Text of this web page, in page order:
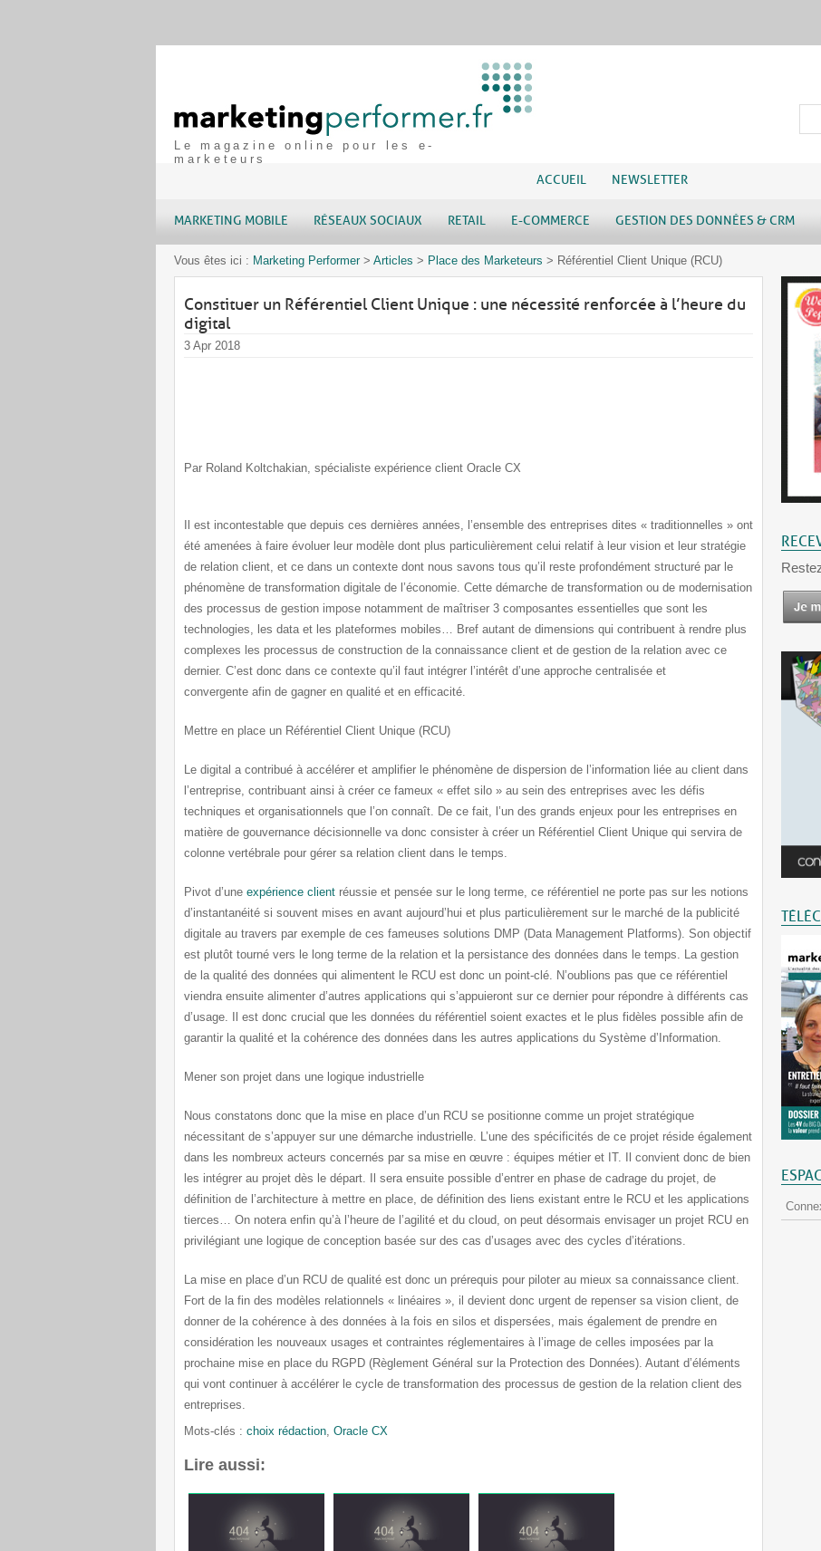
Le magazine online pour les e-
marketeurs
ACCUEIL NEWSLETTER
MARKETING MOBILE RÉSEAUX SOCIAUX RETAIL E-COMMERCE GESTION DES DONNÉES & CRM
Vous êtes ici : Marketing Performer> Articles > Place des Marketeurs > Référentiel Client Unique (RCU)
Constituer un Référentiel Client Unique : une nécessité renforcée à l’heure du
digital
3 Apr 2018
Par Roland Koltchakian, spécialiste expérience client Oracle CX
Il est incontestable que depuis ces dernières années, l’ensemble des entreprises dites « traditionnelles » ont
été amenées à faire évoluer leur modèle dont plus particulièrement celui relatif à leur vision et leur stratégie
de relation client, et ce dans un contexte dont nous savons tous qu’il reste profondément structuré par le
phénomène de transformation digitale de l’économie. Cette démarche de transformation ou de modernisation
des processus de gestion impose notamment de maîtriser 3 composantes essentielles que sont les
technologies, les data et les plateformes mobiles… Bref autant de dimensions qui contribuent à rendre plus
complexes les processus de construction de la connaissance client et de gestion de la relation avec ce
dernier. C’est donc dans ce contexte qu’il faut intégrer l’intérêt d’une approche centralisée et
convergente afin de gagner en qualité et en efficacité.
Mettre en place un Référentiel Client Unique (RCU)
Le digital a contribué à accélérer et amplifier le phénomène de dispersion de l’information liée au client dans
l’entreprise, contribuant ainsi à créer ce fameux « effet silo » au sein des entreprises avec les défis
techniques et organisationnels que l’on connaît. De ce fait, l’un des grands enjeux pour les entreprises en
matière de gouvernance décisionnelle va donc consister à créer un Référentiel Client Unique qui servira de
colonne vertébrale pour gérer sa relation client dans le temps.
Pivot d’une expérience client réussie et pensée sur le long terme, ce référentiel ne porte pas sur les notions
d’instantanéité si souvent mises en avant aujourd’hui et plus particulièrement sur le marché de la publicité
digitale au travers par exemple de ces fameuses solutions DMP (Data Management Platforms). Son objectif
est plutôt tourné vers le long terme de la relation et la persistance des données dans le temps. La gestion
de la qualité des données qui alimentent le RCU est donc un point-clé. N’oublions pas que ce référentiel
viendra ensuite alimenter d’autres applications qui s’appuieront sur ce dernier pour répondre à différents cas
d’usage. Il est donc crucial que les données du référentiel soient exactes et le plus fidèles possible afin de
garantir la qualité et la cohérence des données dans les autres applications du Système d’Information.
Mener son projet dans une logique industrielle
Nous constatons donc que la mise en place d’un RCU se positionne comme un projet stratégique
nécessitant de s’appuyer sur une démarche industrielle. L’une des spécificités de ce projet réside également
dans les nombreux acteurs concernés par sa mise en œuvre : équipes métier et IT. Il convient donc de bien
les intégrer au projet dès le départ. Il sera ensuite possible d’entrer en phase de cadrage du projet, de
définition de l’architecture à mettre en place, de définition des liens existant entre le RCU et les applications
tierces… On notera enfin qu’à l’heure de l’agilité et du cloud, on peut désormais envisager un projet RCU en
privilégiant une logique de conception basée sur des cas d’usages avec des cycles d’itérations.
La mise en place d’un RCU de qualité est donc un prérequis pour piloter au mieux sa connaissance client.
Fort de la fin des modèles relationnels « linéaires », il devient donc urgent de repenser sa vision client, de
donner de la cohérence à des données à la fois en silos et dispersées, mais également de prendre en
considération les nouveaux usages et contraintes réglementaires à l’image de celles imposées par la
prochaine mise en place du RGPD (Règlement Général sur la Protection des Données). Autant d’éléments
qui vont continuer à accélérer le cycle de transformation des processus de gestion de la relation client des
entreprises.
Mots-clés : choix rédaction, Oracle CX
Lire aussi: